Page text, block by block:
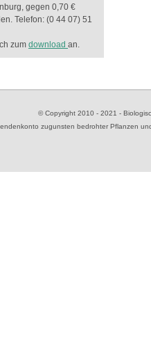
gegen 0,70 €
Telefon: (0 44 07) 51
zum download an.
© Copyright 2010 - 2021 -
zugunsten bedrohter Pflanzen